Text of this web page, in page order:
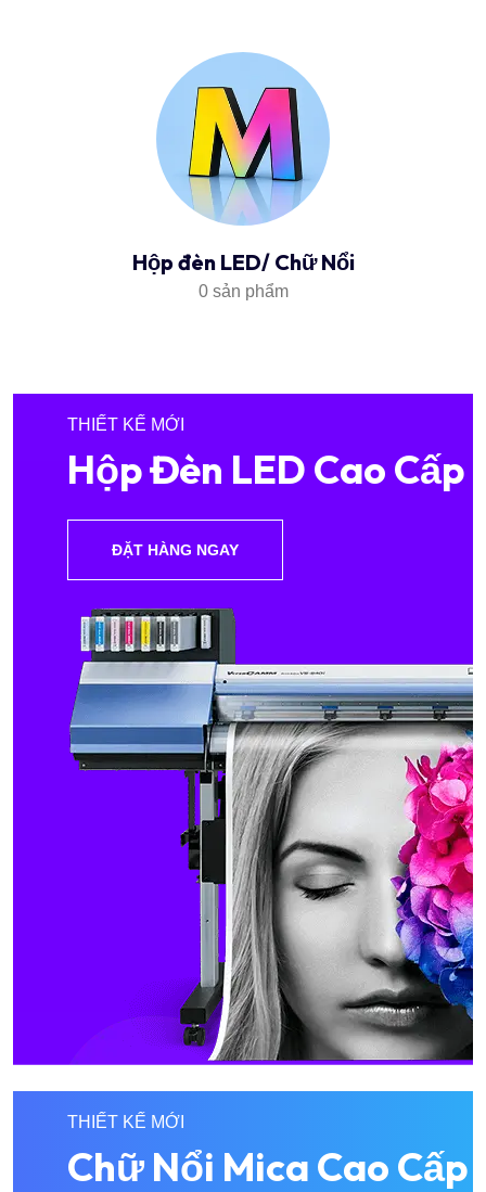
Hộp đèn LED/ Chữ Nổi
0 sản phẩm
THIẾT KẾ MỚI
Hộp Đèn LED Cao Cấp
ĐẶT HÀNG NGAY
THIẾT KẾ MỚI
Chữ Nổi Mica Cao Cấp